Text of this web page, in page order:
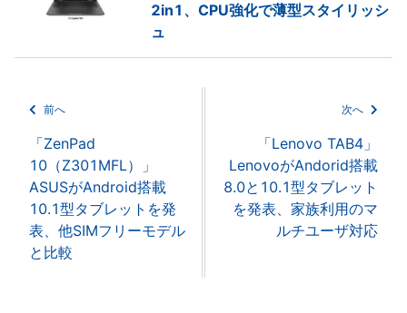
2in1、CPU強化で薄型スタイリッシ
ュ
前へ
「ZenPad
10（Z301MFL）」
ASUSがAndroid搭載
10.1型タブレットを発
表、他SIMフリーモデル
と比較
次へ
「Lenovo TAB4」
LenovoがAndorid搭載
8.0と10.1型タブレット
を発表、家族利用のマ
ルチユーザ対応